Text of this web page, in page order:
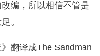
编，所以相信不管是
。
译成The Sandman